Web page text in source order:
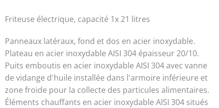
Friteuse électrique, capacité 1x 21 litres
Panneaux latéraux, fond et dos en acier inoxydable.
Plateau en acier inoxydable AISI 304 épaisseur 20/10.
Puits emboutis en acier inoxydable AISI 304 avec vanne
de vidange d'huile installée dans l'armoire inférieure et
zone froide pour la collecte des particules alimentaires.
Éléments chauffants en acier inoxydable AISI 304 situés